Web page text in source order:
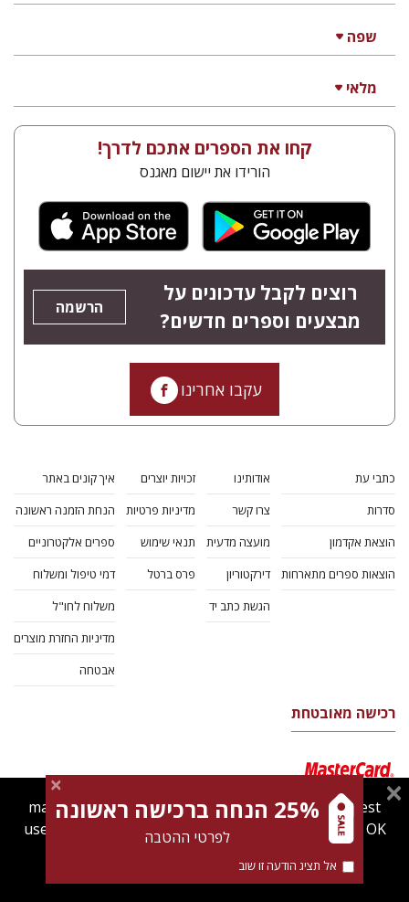
שפה
מלאי
קחו את הספרים אתכם לדרך!
הורידו את יישום מאגנס
רוצים לקבל עדכונים על
מבצעים וספרים חדשים?
הרשמה
עקבו אחרינו
כתבי עת
סדרות
הוצאת אקדמון
הוצאות ספרים מתארחות
אודותינו
צרו קשר
מועצה מדעית
דירקטוריון
הגשת כתב יד
זכויות יוצרים
מדיניות פרטיות
תנאי שימוש
פרס ברטל
איך קונים באתר
הנחת הזמנה ראשונה
ספרים אלקטרוניים
דמי טיפול ומשלוח
משלוח לחו"ל
מדיניות החזרת מוצרים
אבטחה
רכישה מאובטחת
magnespress.co.il uses cookies to give you the best
user experience. Using this website means you're OK
Find out more about ourcookies policy
25% הנחה ברכישה ראשונה
לפרטי ההטבה
אל תציג הודעה זו שוב